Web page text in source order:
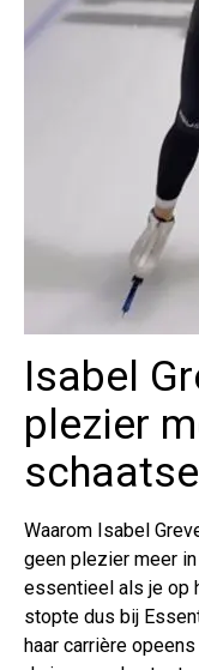
Isabel
plezier
Waarom Isabel
geen plezier meer
essentieel als je op
stopte dus bij
haar carrière